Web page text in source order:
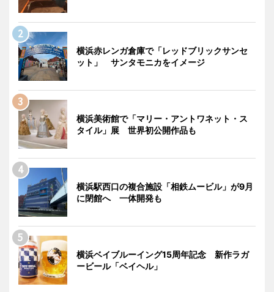
横浜赤レンガ倉庫で「レッドブリックサンセ
ット」 サンタモニカをイメージ
横浜美術館で「マリー・アントワネット・ス
タイル」展 世界初公開作品も
横浜駅西口の複合施設「相鉄ムービル」が9月
に閉館へ 一体開発も
横浜ベイブルーイング15周年記念 新作ラガ
ービール「ベイヘル」